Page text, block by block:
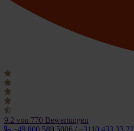
9.2 von 770 Bewertungen
+49 800 589 5006 / +3110 433 33 22